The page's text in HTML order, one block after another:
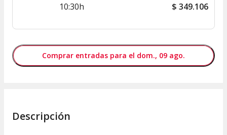
10:30h $ 349.106
Comprar entradas para el dom., 09 ago.
Descripción